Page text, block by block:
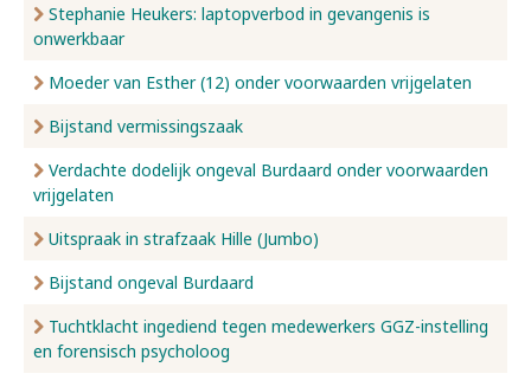
Stephanie Heukers: laptopverbod in gevangenis is
onwerkbaar
Moeder van Esther (12) onder voorwaarden vrijgelaten
Bijstand vermissingszaak
Verdachte dodelijk ongeval Burdaard onder voorwaarden
vrijgelaten
Uitspraak in strafzaak Hille (Jumbo)
Bijstand ongeval Burdaard
Tuchtklacht ingediend tegen medewerkers GGZ-instelling
en forensisch psycholoog